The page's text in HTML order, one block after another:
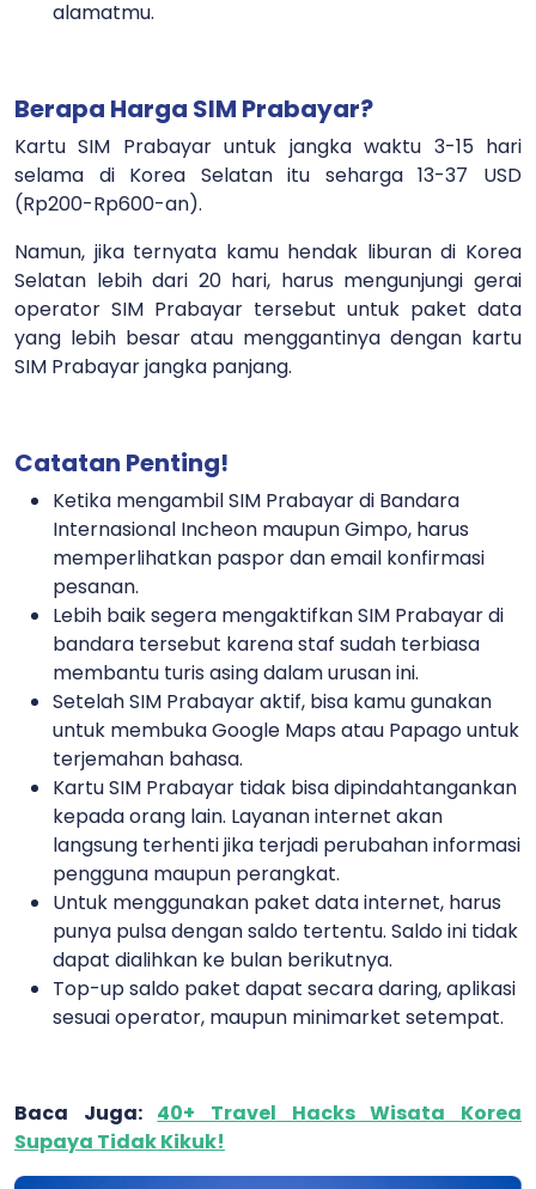
alamatmu.
Berapa Harga SIM Prabayar?
Kartu SIM Prabayar untuk jangka waktu 3-15 hari
selama di Korea Selatan itu seharga 13-37 USD
(Rp200-Rp600-an).
Namun, jika ternyata kamu hendak liburan di Korea
Selatan lebih dari 20 hari, harus mengunjungi gerai
operator SIM Prabayar tersebut untuk paket data
yang lebih besar atau menggantinya dengan kartu
SIM Prabayar jangka panjang.
Catatan Penting!
Ketika mengambil SIM Prabayar di Bandara
Internasional Incheon maupun Gimpo, harus
memperlihatkan paspor dan email konfirmasi
pesanan.
Lebih baik segera mengaktifkan SIM Prabayar di
bandara tersebut karena staf sudah terbiasa
membantu turis asing dalam urusan ini.
Setelah SIM Prabayar aktif, bisa kamu gunakan
untuk membuka Google Maps atau Papago untuk
terjemahan bahasa.
Kartu SIM Prabayar tidak bisa dipindahtangankan
kepada orang lain. Layanan internet akan
langsung terhenti jika terjadi perubahan informasi
pengguna maupun perangkat.
Untuk menggunakan paket data internet, harus
punya pulsa dengan saldo tertentu. Saldo ini tidak
dapat dialihkan ke bulan berikutnya.
Top-up saldo paket dapat secara daring, aplikasi
sesuai operator, maupun minimarket setempat.
Baca Juga: 40+ Travel Hacks Wisata Korea
Supaya Tidak Kikuk!